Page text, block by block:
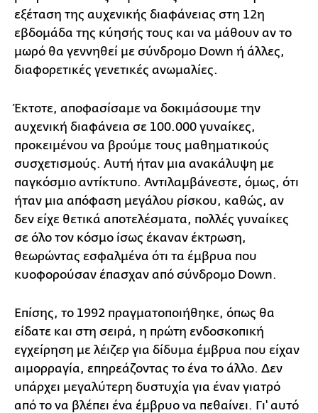
εξέταση της αυχενικής διαφάνειας στη 12η
εβδομάδα της κύησής τους και να μάθουν αν το
μωρό θα γεννηθεί με σύνδρομο Down ή άλλες,
διαφορετικές γενετικές ανωμαλίες.
Έκτοτε, αποφασίσαμε να δοκιμάσουμε την
αυχενική διαφάνεια σε 100.000 γυναίκες,
προκειμένου να βρούμε τους μαθηματικούς
συσχετισμούς. Αυτή ήταν μια ανακάλυψη με
παγκόσμιο αντίκτυπο. Αντιλαμβάνεστε, όμως, ότι
ήταν μια απόφαση μεγάλου ρίσκου, καθώς, αν
δεν είχε θετικά αποτελέσματα, πολλές γυναίκες
σε όλο τον κόσμο ίσως έκαναν έκτρωση,
θεωρώντας εσφαλμένα ότι τα έμβρυα που
κυοφορούσαν έπασχαν από σύνδρομο Down.
Επίσης, το 1992 πραγματοποιήθηκε, όπως θα
είδατε και στη σειρά, η πρώτη ενδοσκοπική
εγχείρηση με λέιζερ για δίδυμα έμβρυα που είχαν
αιμορραγία, επηρεάζοντας το ένα το άλλο. Δεν
υπάρχει μεγαλύτερη δυστυχία για έναν γιατρό
από το να βλέπει ένα έμβρυο να πεθαίνει. Γι' αυτό